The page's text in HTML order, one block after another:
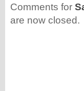
Comments for
are now closed.